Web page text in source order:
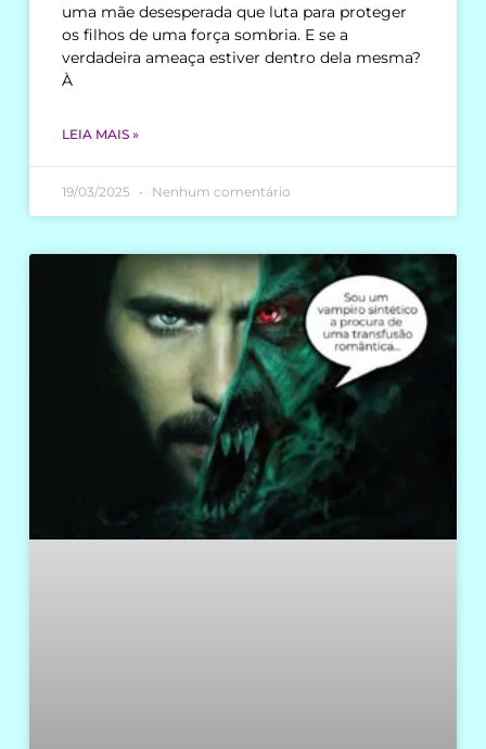
uma mãe desesperada que luta para proteger
os filhos de uma força sombria. E se a
verdadeira ameaça estiver dentro dela mesma?
À
LEIA MAIS »
19/03/2025 Nenhum comentário